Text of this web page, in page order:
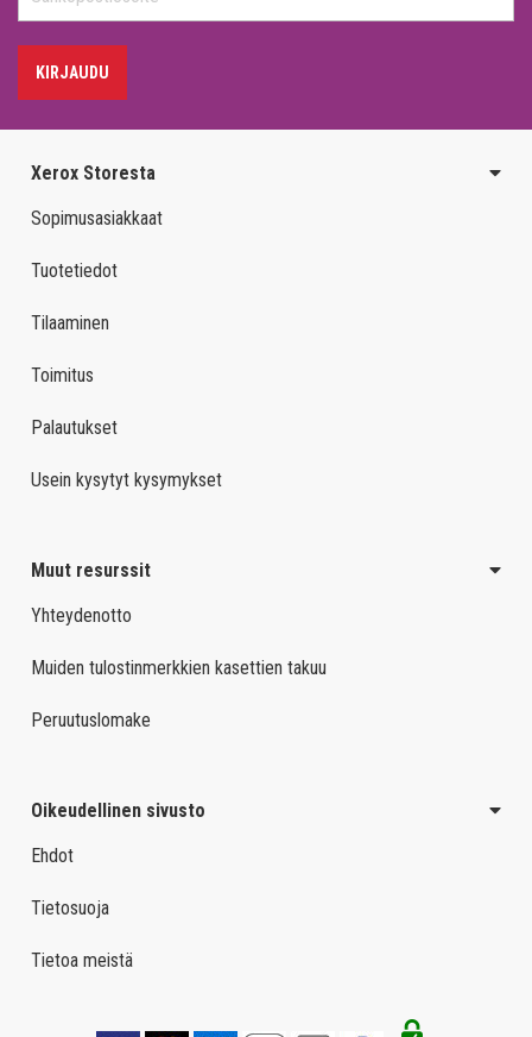
KIRJAUDU
Xerox Storesta
Sopimusasiakkaat
Tuotetiedot
Tilaaminen
Toimitus
Palautukset
Usein kysytyt kysymykset
Muut resurssit
Yhteydenotto
Muiden tulostinmerkkien kasettien takuu
Peruutuslomake
Oikeudellinen sivusto
Ehdot
Tietosuoja
Tietoa meistä